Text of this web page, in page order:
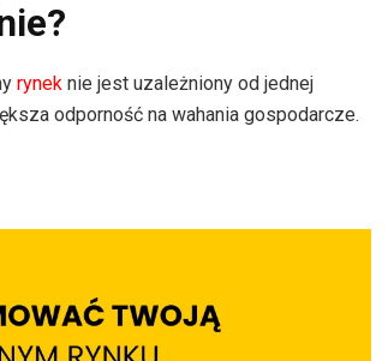
rynek nie jest uzależniony od jednej
odporność na wahania gospodarcze.